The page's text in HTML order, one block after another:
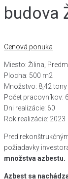
budova
Cenová ponuka
Miesto: Žilina,
Plocha: 500 m2
Množstvo: 8,42 tony
Počet pracovníkov: 6
Dni realizácie: 60
Rok realizácie: 2023
Pred
požiadavky
množstva azbestu.
Azbest sa